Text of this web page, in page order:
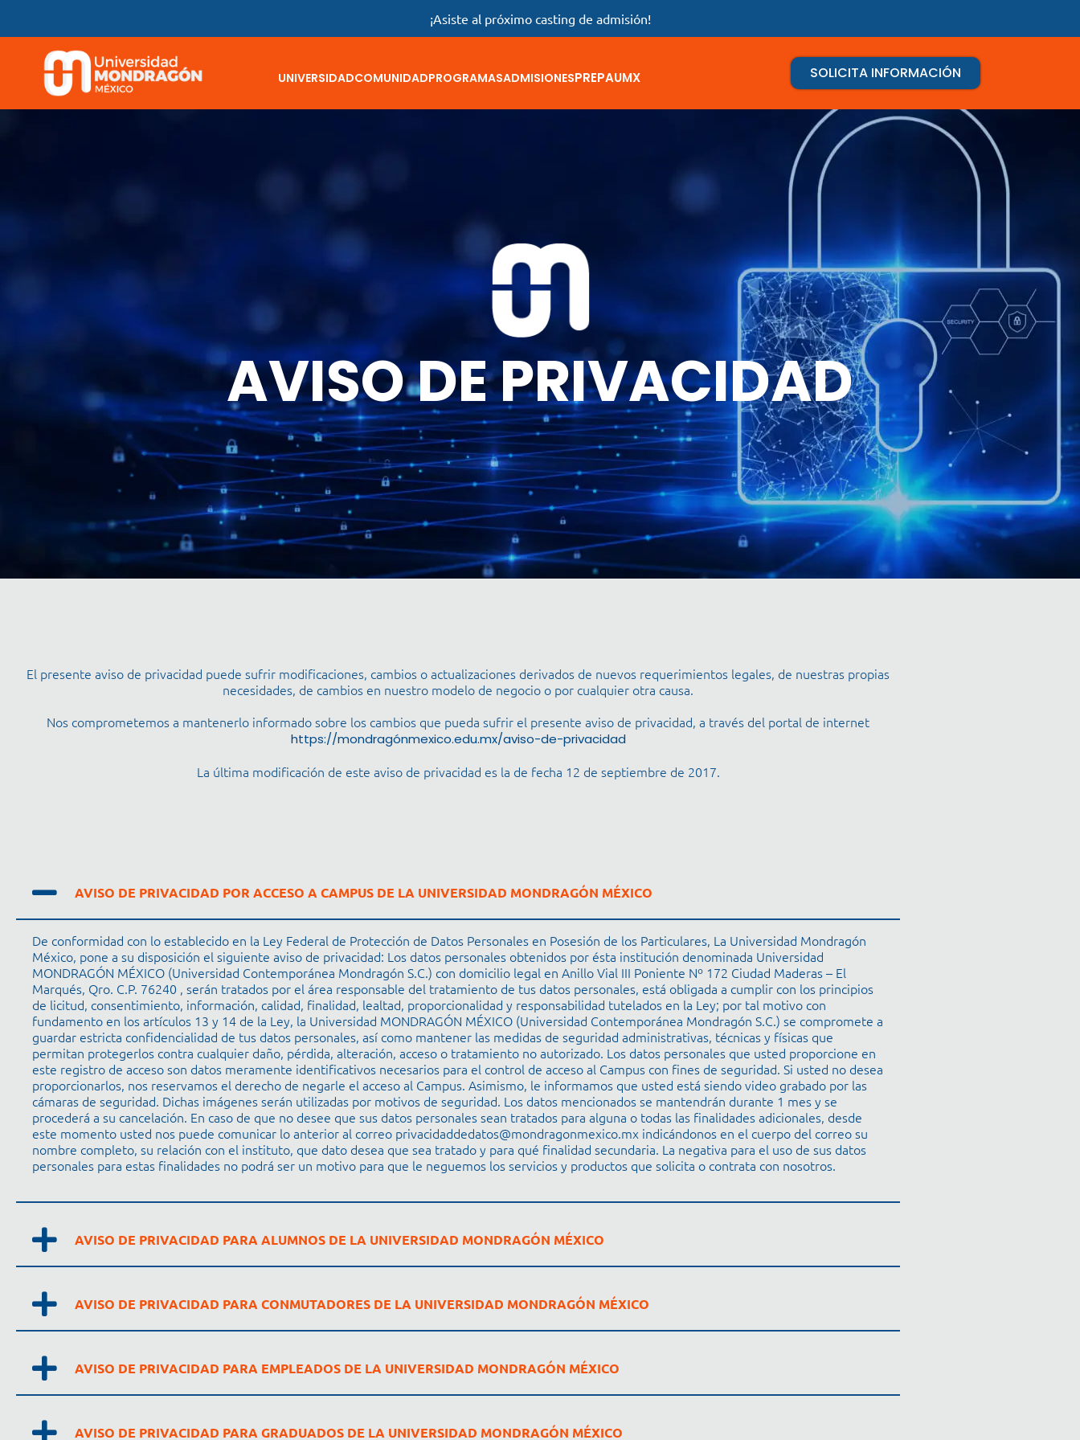
¡Asiste al próximo casting de admisión!
UNIVERSIDADCOMUNIDADPROGRAMASADMISIONESPREPAUMX SOLICITA INFORMACIÓN
AVISO DE PRIVACIDAD
El presente aviso de privacidad puede sufrir modificaciones, cambios o actualizaciones derivados de nuevos requerimientos legales, de nuestras propias
necesidades, de cambios en nuestro modelo de negocio o por cualquier otra causa.
Nos comprometemos a mantenerlo informado sobre los cambios que pueda sufrir el presente aviso de privacidad, a través del portal de internet
https://mondragónmexico.edu.mx/aviso-de-privacidad
La última modificación de este aviso de privacidad es la de fecha 12 de septiembre de 2017.
AVISO DE PRIVACIDAD POR ACCESO A CAMPUS DE LA UNIVERSIDAD MONDRAGÓN MÉXICO
De conformidad con lo establecido en la Ley Federal de Protección de Datos Personales en Posesión de los Particulares, La Universidad Mondragón
México, pone a su disposición el siguiente aviso de privacidad: Los datos personales obtenidos por ésta institución denominada Universidad
MONDRAGÓN MÉXICO (Universidad Contemporánea Mondragón S.C.) con domicilio legal en Anillo Vial III Poniente Nº 172 Ciudad Maderas – El
Marqués, Qro. C.P. 76240 , serán tratados por el área responsable del tratamiento de tus datos personales, está obligada a cumplir con los principios
de licitud, consentimiento, información, calidad, finalidad, lealtad, proporcionalidad y responsabilidad tutelados en la Ley; por tal motivo con
fundamento en los artículos 13 y 14 de la Ley, la Universidad MONDRAGÓN MÉXICO (Universidad Contemporánea Mondragón S.C.) se compromete a
guardar estricta confidencialidad de tus datos personales, así como mantener las medidas de seguridad administrativas, técnicas y físicas que
permitan protegerlos contra cualquier daño, pérdida, alteración, acceso o tratamiento no autorizado. Los datos personales que usted proporcione en
este registro de acceso son datos meramente identificativos necesarios para el control de acceso al Campus con fines de seguridad. Si usted no desea
proporcionarlos, nos reservamos el derecho de negarle el acceso al Campus. Asimismo, le informamos que usted está siendo video grabado por las
cámaras de seguridad. Dichas imágenes serán utilizadas por motivos de seguridad. Los datos mencionados se mantendrán durante 1 mes y se
procederá a su cancelación. En caso de que no desee que sus datos personales sean tratados para alguna o todas las finalidades adicionales, desde
este momento usted nos puede comunicar lo anterior al correo privacidaddedatos@mondragonmexico.mx indicándonos en el cuerpo del correo su
nombre completo, su relación con el instituto, que dato desea que sea tratado y para qué finalidad secundaria. La negativa para el uso de sus datos
personales para estas finalidades no podrá ser un motivo para que le neguemos los servicios y productos que solicita o contrata con nosotros.
AVISO DE PRIVACIDAD PARA ALUMNOS DE LA UNIVERSIDAD MONDRAGÓN MÉXICO
AVISO DE PRIVACIDAD PARA CONMUTADORES DE LA UNIVERSIDAD MONDRAGÓN MÉXICO
AVISO DE PRIVACIDAD PARA EMPLEADOS DE LA UNIVERSIDAD MONDRAGÓN MÉXICO
AVISO DE PRIVACIDAD PARA GRADUADOS DE LA UNIVERSIDAD MONDRAGÓN MÉXICO